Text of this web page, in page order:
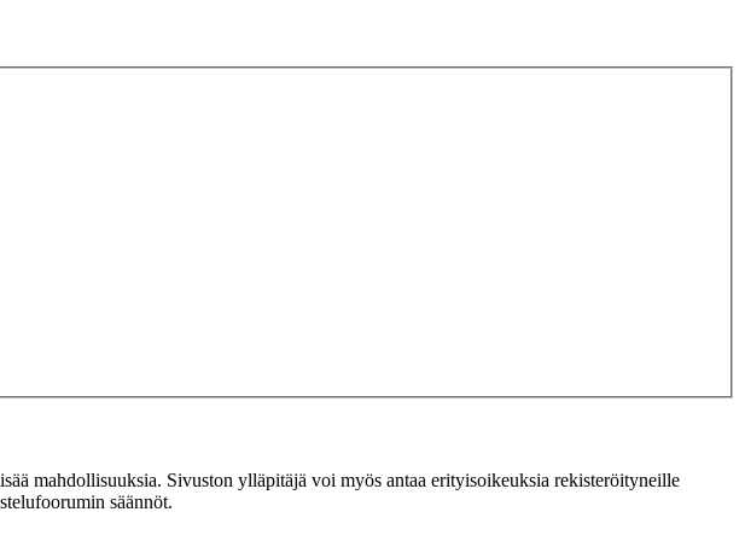
mahdollisuuksia. Sivuston ylläpitäjä voi myös antaa erityisoikeuksia rekisteröityneille
säännöt.